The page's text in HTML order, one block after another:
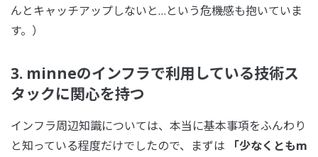
んとキャッチアップしないと…という危機感も抱いていま
す。）
3. minneのインフラで利用している技術ス
タックに関心を持つ
インフラ周辺知識については、本当に基本事項をふんわり
と知っている程度だけでしたので、まずは
「少なくともm